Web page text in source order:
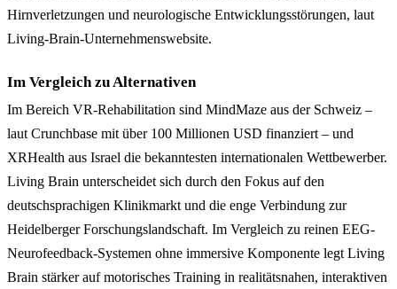
Hirnverletzungen und neurologische Entwicklungsstörungen, laut
Living-Brain-Unternehmenswebsite.
Im Vergleich zu Alternativen
Im Bereich VR-Rehabilitation sind MindMaze aus der Schweiz –
laut Crunchbase mit über 100 Millionen USD finanziert – und
XRHealth aus Israel die bekanntesten internationalen Wettbewerber.
Living Brain unterscheidet sich durch den Fokus auf den
deutschsprachigen Klinikmarkt und die enge Verbindung zur
Heidelberger Forschungslandschaft. Im Vergleich zu reinen EEG-
Neurofeedback-Systemen ohne immersive Komponente legt Living
Brain stärker auf motorisches Training in realitätsnahen, interaktiven